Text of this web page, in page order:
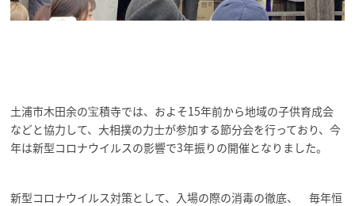
土浦市木田余の宝積寺では、およそ15年前から地域の子供育成会
などと協力して、大相撲の力士が参加する節分会を行っており、今
年は新型コロナウイルスの影響で3年振りの開催となりました。
新型コロナウイルス対策として、入場の際の消毒の徹底、 毎年恒